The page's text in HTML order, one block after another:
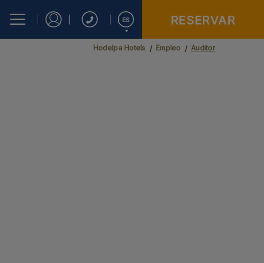
Iniciar sesión en Star Traveler o Corporate
ES
English
RESERVAR
Hodelpa Hotels Empleo Auditor